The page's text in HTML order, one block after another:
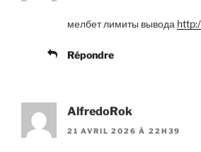
мелбет лимиты вывода
Répondre
AlfredoRok
21 AVRIL 2026 À 22H39